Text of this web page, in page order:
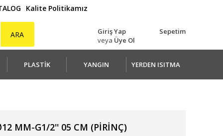
Kalite Politikamız
ARA
Giriş Yap
veya Üye Ol
Sepetim
PLASTİK YANGIN YERDEN ISITMA
MM-G1/2'' 05 CM (PİRİNÇ)